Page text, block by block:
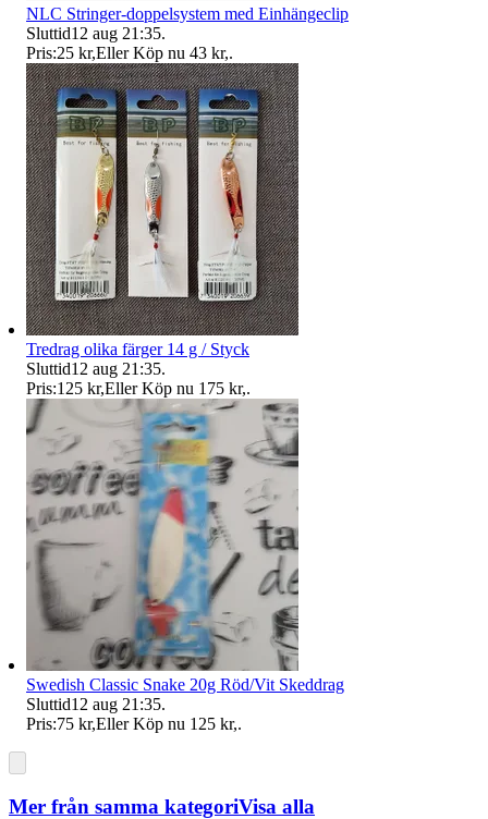
NLC Stringer-doppelsystem med Einhängeclip
Sluttid12 aug 21:35.
Pris:25 kr,Eller Köp nu 43 kr,.
Tredrag olika färger 14 g / Styck
Sluttid12 aug 21:35.
Pris:125 kr,Eller Köp nu 175 kr,.
Swedish Classic Snake 20g Röd/Vit Skeddrag
Sluttid12 aug 21:35.
Pris:75 kr,Eller Köp nu 125 kr,.
Mer från samma kategoriVisa alla